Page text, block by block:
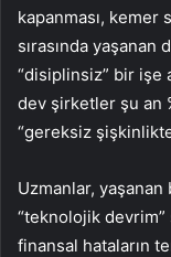
kapanması, kemer
sırasında yaşanan
“disiplinsiz” bir işe
dev şirketler şu an
“gereksiz
Uzmanlar,
“teknolojik devrim”
finansal hataların